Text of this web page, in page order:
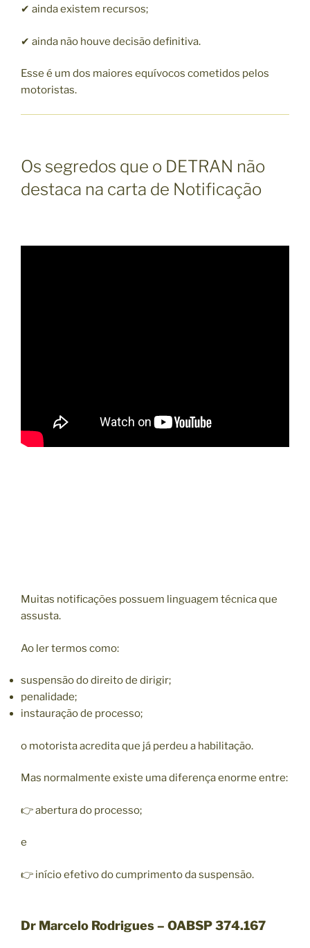
✔ ainda existem recursos;
✔ ainda não houve decisão definitiva.
Esse é um dos maiores equívocos cometidos pelos
motoristas.
Os segredos que o DETRAN não
destaca na carta de Notificação
Muitas notificações possuem linguagem técnica que
assusta.
Ao ler termos como:
suspensão do direito de dirigir;
penalidade;
instauração de processo;
o motorista acredita que já perdeu a habilitação.
Mas normalmente existe uma diferença enorme entre:
👉 abertura do processo;
e
👉 início efetivo do cumprimento da suspensão.
Dr Marcelo Rodrigues – OABSP 374.167